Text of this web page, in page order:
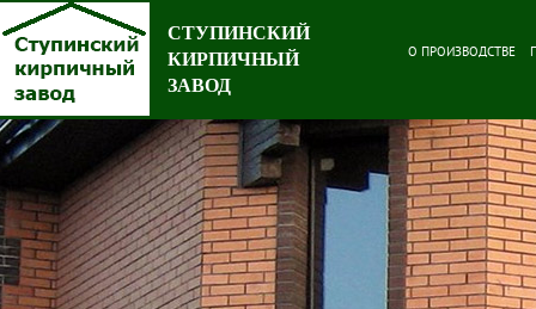
СТУПИНСКИЙ
КИРПИЧНЫЙ
ЗАВОД
О ПРОИЗВОДСТВЕ